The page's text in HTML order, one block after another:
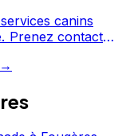
canins